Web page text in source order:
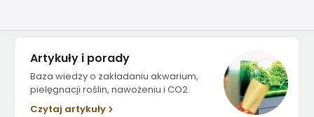
Artykuły i porady
Baza wiedzy o zakładaniu akwarium,
pielęgnacji roślin, nawożeniu i CO2.
Czytaj artykuły